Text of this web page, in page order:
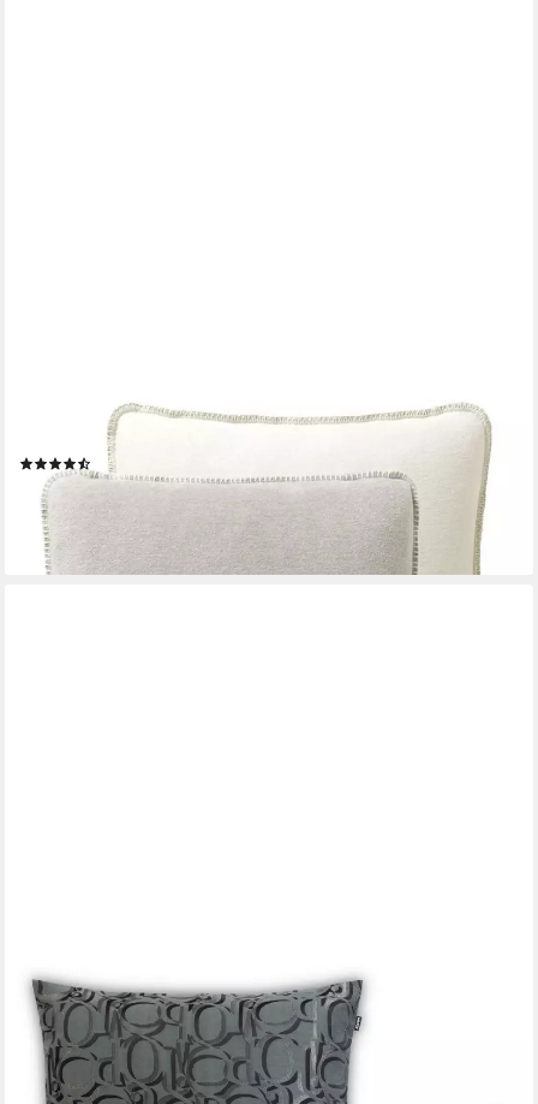
Dekokissen Kissen "JOOP! - Uni Doubleface" mit oder ohne
Füllung -tolle Farben
(7)
ab 41,90 €
lieferbar - in 4-5 Werktagen bei dir
JOOP!
Dekokissen Kissenhülle Ornament 70787 Agave, Joop!-
Buchstaben, Wendeoptik
49,95 €
lieferbar - in 2-3 Werktagen bei dir